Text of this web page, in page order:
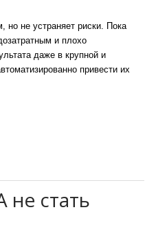
но не устраняет риски. Пока
и плохо
даже в крупной и
привести их
стать